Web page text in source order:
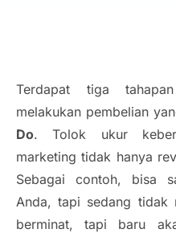
Terdapat tiga
melakukan pembelian
Do. Tolok ukur
marketing tidak hanya
Sebagai contoh, bisa
Anda, tapi sedang tidak
berminat, tapi baru